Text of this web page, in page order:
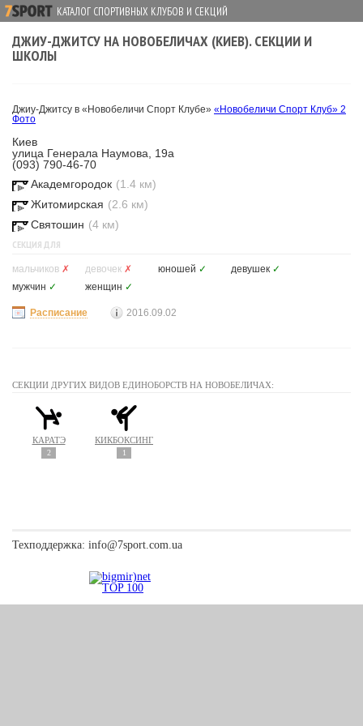
КАТАЛОГ СПОРТИВНЫХ КЛУБОВ И СЕКЦИЙ
ДЖИУ-ДЖИТСУ НА НОВОБЕЛИЧАХ (КИЕВ). СЕКЦИИ И
ШКОЛЫ
Джиу-Джитсу в «Новобеличи Спорт Клубе» «Новобеличи Спорт Клуб» 2
Фото
Киев
улица Генерала Наумова, 19а
(093) 790-46-70
Академгородок (1.4 км)
Житомирская (2.6 км)
Святошин (4 км)
СЕКЦИЯ ДЛЯ
мальчиков ✗ девочек ✗ юношей ✓ девушек ✓
мужчин ✓ женщин ✓
Расписание 2016.09.02
СЕКЦИИ ДРУГИХ ВИДОВ ЕДИНОБОРСТВ НА НОВОБЕЛИЧАХ:
КАРАТЭ
2
КИКБОКСИНГ
1
Техподдержка: info@7sport.com.ua